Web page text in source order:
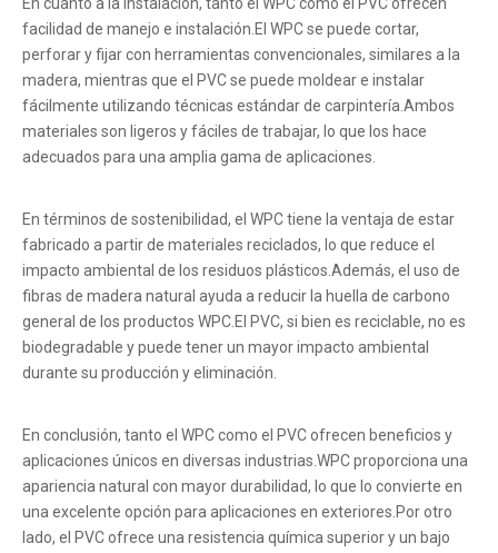
facilidad de manejo e instalación.El WPC se puede cortar,
perforar y fijar con herramientas convencionales, similares a la
madera, mientras que el PVC se puede moldear e instalar
fácilmente utilizando técnicas estándar de carpintería.Ambos
materiales son ligeros y fáciles de trabajar, lo que los hace
adecuados para una amplia gama de aplicaciones.
En términos de sostenibilidad, el WPC tiene la ventaja de estar
fabricado a partir de materiales reciclados, lo que reduce el
impacto ambiental de los residuos plásticos.Además, el uso de
fibras de madera natural ayuda a reducir la huella de carbono
general de los productos WPC.El PVC, si bien es reciclable, no es
biodegradable y puede tener un mayor impacto ambiental
durante su producción y eliminación.
En conclusión, tanto el WPC como el PVC ofrecen beneficios y
aplicaciones únicos en diversas industrias.WPC proporciona una
apariencia natural con mayor durabilidad, lo que lo convierte en
una excelente opción para aplicaciones en exteriores.Por otro
lado, el PVC ofrece una resistencia química superior y un bajo